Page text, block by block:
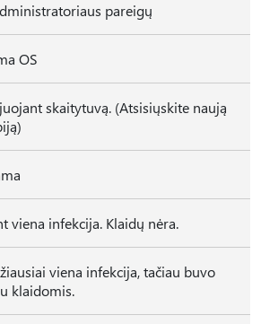
pareigų
OS
skaitytuvą. (Atsisiųskite naują
viena infekcija. Klaidų nėra.
viena infekcija, tačiau buvo
klaidomis.